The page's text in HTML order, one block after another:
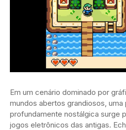
Em um cenário dominado por
mundos abertos grandiosos, uma
profundamente nostálgica surge
jogos eletrônicos das antigas.